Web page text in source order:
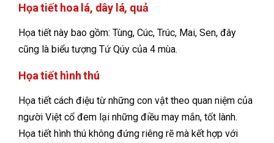
Họa tiết hoa lá, dây lá, quả
Họa tiết này bao gồm: Tùng, Cúc, Trúc, Mai, Sen, đây
cũng là biểu tượng Tứ Qúy của 4 mùa.
Họa tiết hình thú
Họa tiết cách điệu từ những con vật theo quan niệm của
người Việt cổ đem lại những điều may mắn, tốt lành.
Họa tiết hình thú không đứng riêng rẽ mà kết hợp với